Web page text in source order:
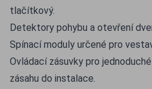
tlačítkový.
Detektory pohybu a otevření
Spínací moduly určené pro
Ovládací zásuvky pro
zásahu do instalace.